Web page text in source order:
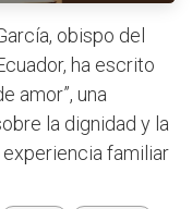
obispo del
ha escrito
amor”, una
la dignidad y la
experiencia familiar